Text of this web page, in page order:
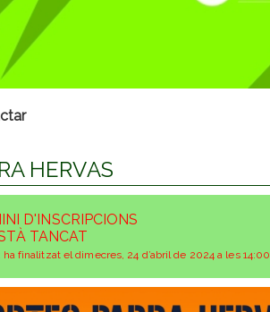
HERVAS
D'INSCRIPCIONS
TANCAT
finalitzat el dimecres, 24 d’abril de 2024 a les 14:00